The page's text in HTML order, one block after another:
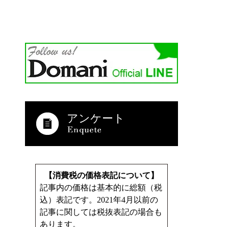
アンケート
【消費税の価格表記について】
記事内の価格は基本的に総額（税
込）表記です。2021年4月以前の
記事に関しては税抜表記の場合も
あります。